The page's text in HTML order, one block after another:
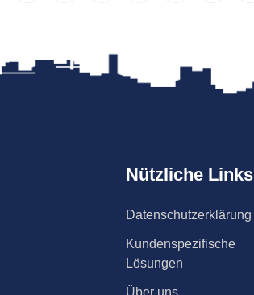
Nützliche Links
Datenschutzerklärung
Kundenspezifische
Lösungen
Über uns